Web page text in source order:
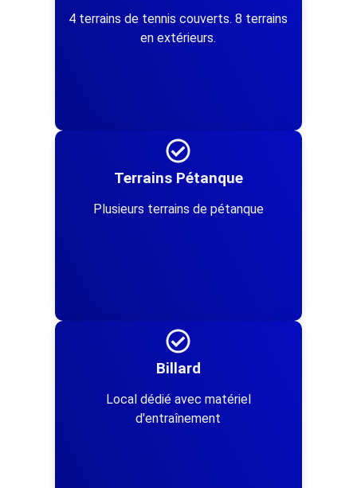
4 terrains de tennis couverts. 8 terrains
en extérieurs.
Terrains Pétanque
Plusieurs terrains de pétanque
Billard
Local dédié avec matériel
d'entraînement